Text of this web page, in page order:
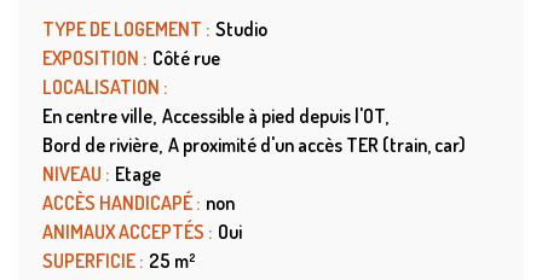
TYPE DE LOGEMENT : Studio
EXPOSITION : Côté rue
LOCALISATION :
En centre ville Accessible à pied depuis l'OT
Bord de rivière A proximité d'un accès TER (train, car)
NIVEAU : Etage
ACCÈS HANDICAPÉ : non
ANIMAUX ACCEPTÉS : Oui
SUPERFICIE : 25 m²